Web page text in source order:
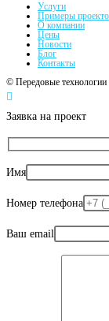
Услуги
Примеры
О компании
Цены
Новости
Блог
Контакты
© Передовые технологии
Заявка на проект
Имя
Номер телефона
Ваш email